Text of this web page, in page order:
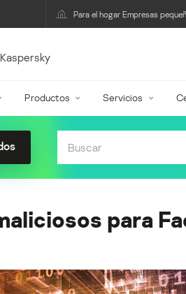
Para el hogar Empresas
Productos Servicios
para